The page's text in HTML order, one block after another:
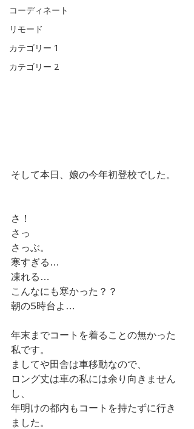
コーディネート
リモード
カテゴリー 1
カテゴリー 2
そして本日、娘の今年初登校でした。
さ！
さっ
さっぶ。
寒すぎる…
凍れる…
こんなにも寒かった？？
朝の5時台よ…
年末までコートを着ることの無かった
私です。
ましてや田舎は車移動なので、
ロング丈は車の私には余り向きません
し、
年明けの都内もコートを持たずに行き
ました。